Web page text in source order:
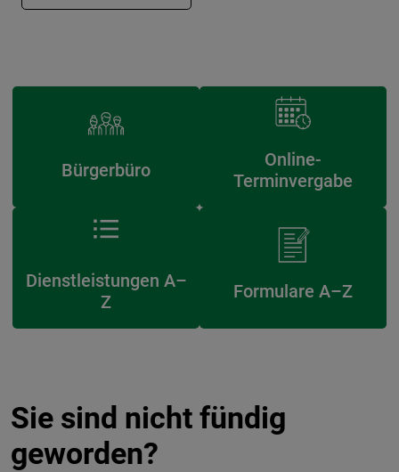
Bürgerbüro
Online-
Terminvergabe
Dienstleistungen A–
Z
Formulare A–Z
Sie sind nicht fündig
geworden?